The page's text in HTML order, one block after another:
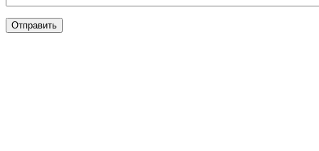
Отправить